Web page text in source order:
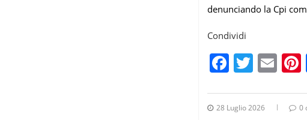
denunciando la Cpi
Condividi
28 Luglio 2026 0